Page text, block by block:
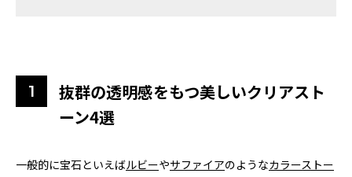
抜群の透明感をもつ美しいクリアスト
ーン4選
一般的に宝石といえばルビーやサファイアのようなカラーストー